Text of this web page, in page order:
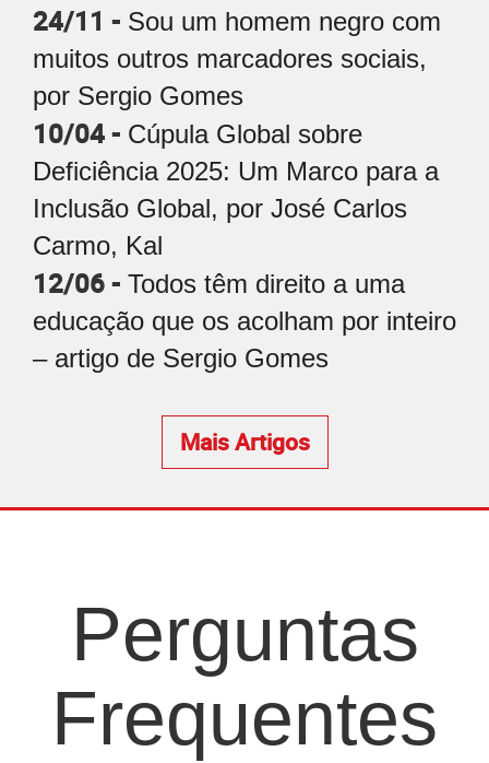
24/11 - Sou um homem negro com
muitos outros marcadores sociais,
por Sergio Gomes
10/04 - Cúpula Global sobre
Deficiência 2025: Um Marco para a
Inclusão Global, por José Carlos
Carmo, Kal
12/06 - Todos têm direito a uma
educação que os acolham por inteiro
– artigo de Sergio Gomes
Mais Artigos
Perguntas
Frequentes